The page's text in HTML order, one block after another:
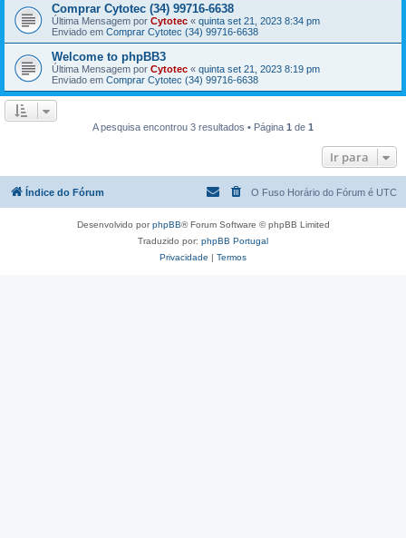
Comprar Cytotec (34) 99716-6638
Última Mensagem por Cytotec « quinta set 21, 2023 8:34 pm
Enviado em Comprar Cytotec (34) 99716-6638
Welcome to phpBB3
Última Mensagem por Cytotec « quinta set 21, 2023 8:19 pm
Enviado em Comprar Cytotec (34) 99716-6638
A pesquisa encontrou 3 resultados • Página 1 de 1
Ir para
Índice do Fórum O Fuso Horário do Fórum é UTC
Desenvolvido porphpBB® Forum Software © phpBB Limited
Traduzido por: phpBB Portugal
Privacidade | Termos